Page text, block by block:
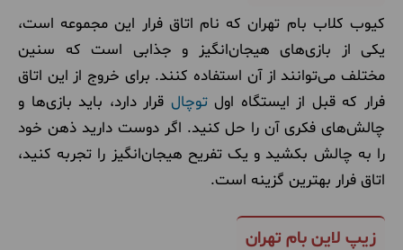
کیوب کلاب بام تهران که نام اتاق فرار این مجموعه است،
یکی از بازی‌های هیجان‌انگیز و جذابی است که سنین
مختلف می‌توانند از آن استفاده کنند. برای خروج از این اتاق
فرار که قبل از ایستگاه اولتوچال قرار دارد، باید بازی‌ها و
چالش‌های فکری آن را حل کنید. اگر دوست دارید ذهن خود
را به چالش بکشید و یک تفریح هیجان‌انگیز را تجربه کنید،
اتاق فرار بهترین گزینه است.
زیپ لاین بام تهران